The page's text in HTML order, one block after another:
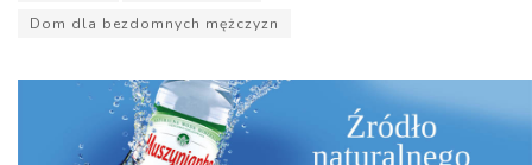
Dom dla bezdomnych mężczyzn